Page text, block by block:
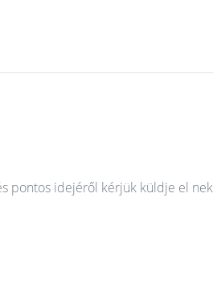
pontos idejéről kérjük küldje el